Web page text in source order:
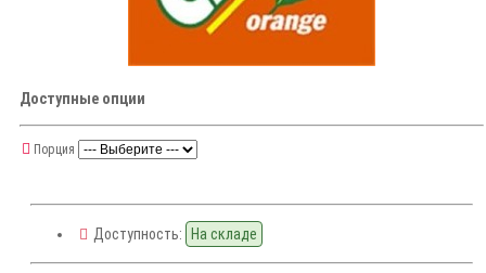
Доступные опции
Порция
Доступность: На складе